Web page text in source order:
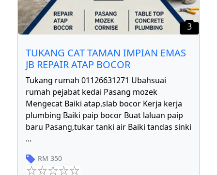
3
TUKANG CAT TAMAN IMPIAN EMAS
JB REPAIR ATAP BOCOR
Tukang rumah 01126631271 Ubahsuai
rumah pejabat kedai Pasang mozek
Mengecat Baiki atap,slab bocor Kerja kerja
plumbing Baiki paip bocor Buat laluan paip
baru Pasang,tukar tanki air Baiki tandas sinki
...
RM 350